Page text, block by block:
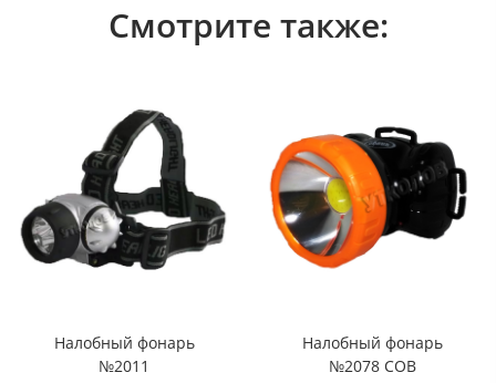
Смотрите также:
Налобный фонарь
№2011
Налобный фонарь
№2078 COB